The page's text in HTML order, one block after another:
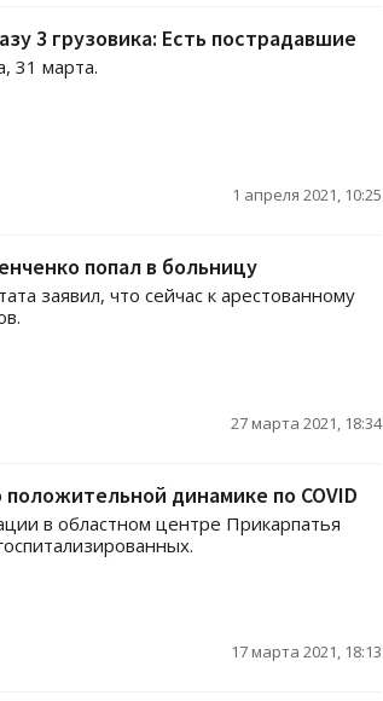
3 грузовика: Есть пострадавшие
31 марта.
1 апреля 2021, 10:25
попал в больницу
заявил, что сейчас к арестованному
27 марта 2021, 18:34
динамике по COVID
в областном центре Прикарпатья
17 марта 2021, 18:13